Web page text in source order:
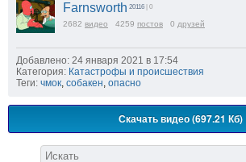
Farnsworth 20116 | 0
2682 видео 4259 постов 0 друзей
Добавлено: 24 января 2021 в 17:54
Категория: Катастрофы и происшествия
Теги: чмок собакен опасно
Скачать видео (697.21 Кб)